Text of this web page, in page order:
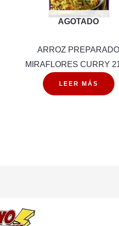
AGOTADO
ARROZ PREPARADO
MIRAFLORES CURRY
LEER MÁS